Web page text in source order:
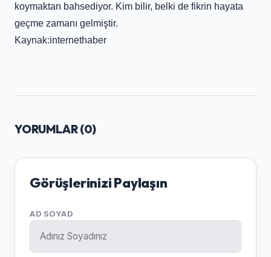
koymaktan bahsediyor. Kim bilir, belki de fikrin hayata
geçme zamanı gelmiştir.
Kaynak:internethaber
YORUMLAR (0)
Görüşlerinizi Paylaşın
AD SOYAD